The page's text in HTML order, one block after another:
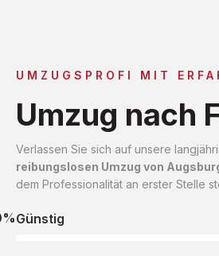
UMZUGSPROFI MIT
Umzug nach
Verlassen Sie sich auf unsere
reibungslosen Umzug von
dem Professionalität an erster Stelle
Günstig